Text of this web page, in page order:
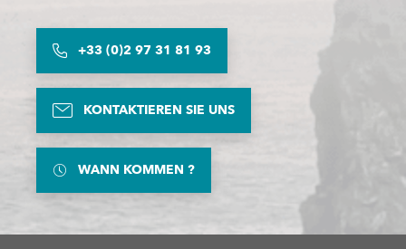
+33 (0)2 97 31 81 93
KONTAKTIEREN SIE UNS
WANN KOMMEN ?